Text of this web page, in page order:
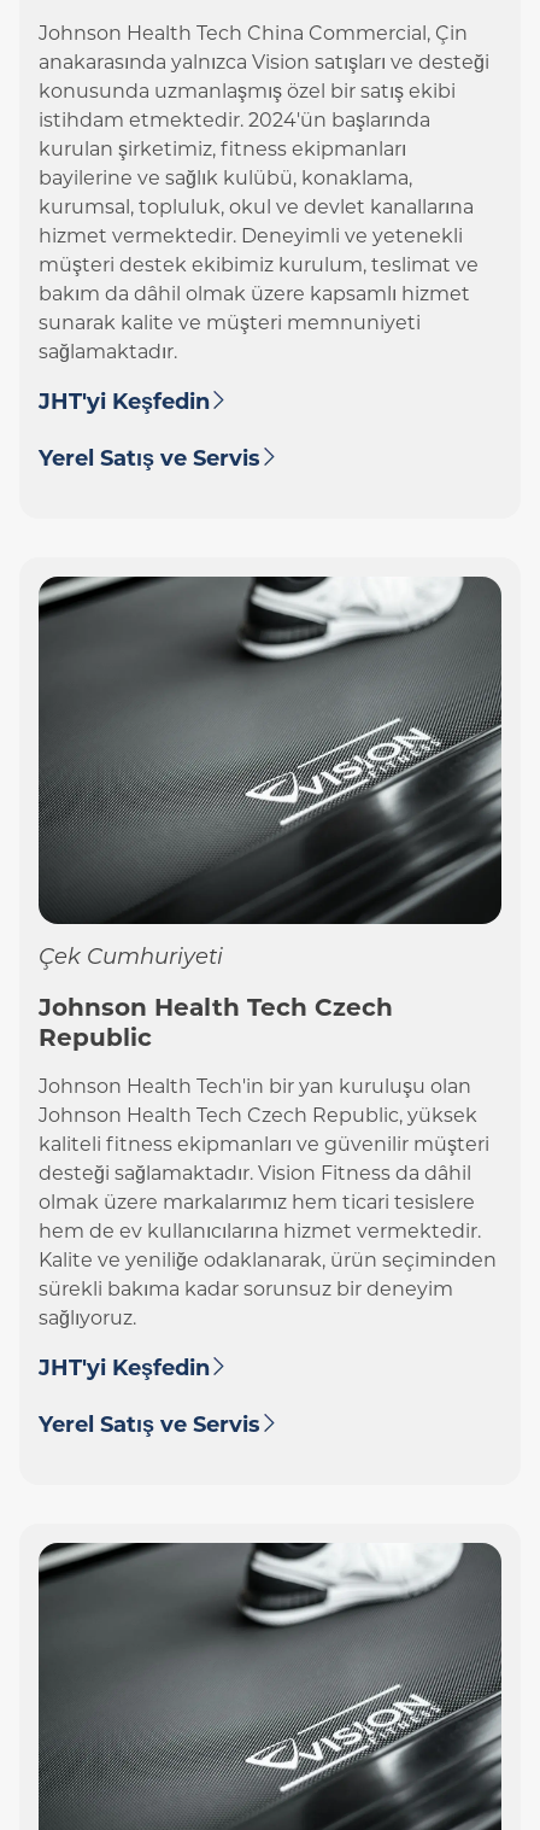
Johnson Health Tech China Commercial, Çin
anakarasında yalnızca Vision satışları ve desteği
konusunda uzmanlaşmış özel bir satış ekibi
istihdam etmektedir. 2024'ün başlarında
kurulan şirketimiz, fitness ekipmanları
bayilerine ve sağlık kulübü, konaklama,
kurumsal, topluluk, okul ve devlet kanallarına
hizmet vermektedir. Deneyimli ve yetenekli
müşteri destek ekibimiz kurulum, teslimat ve
bakım da dâhil olmak üzere kapsamlı hizmet
sunarak kalite ve müşteri memnuniyeti
sağlamaktadır.
JHT'yi Keşfedin
Yerel Satış ve Servis
Çek Cumhuriyeti
Johnson Health Tech Czech
Republic
Johnson Health Tech'in bir yan kuruluşu olan
Johnson Health Tech Czech Republic, yüksek
kaliteli fitness ekipmanları ve güvenilir müşteri
desteği sağlamaktadır. Vision Fitness da dâhil
olmak üzere markalarımız hem ticari tesislere
hem de ev kullanıcılarına hizmet vermektedir.
Kalite ve yeniliğe odaklanarak, ürün seçiminden
sürekli bakıma kadar sorunsuz bir deneyim
sağlıyoruz.
JHT'yi Keşfedin
Yerel Satış ve Servis